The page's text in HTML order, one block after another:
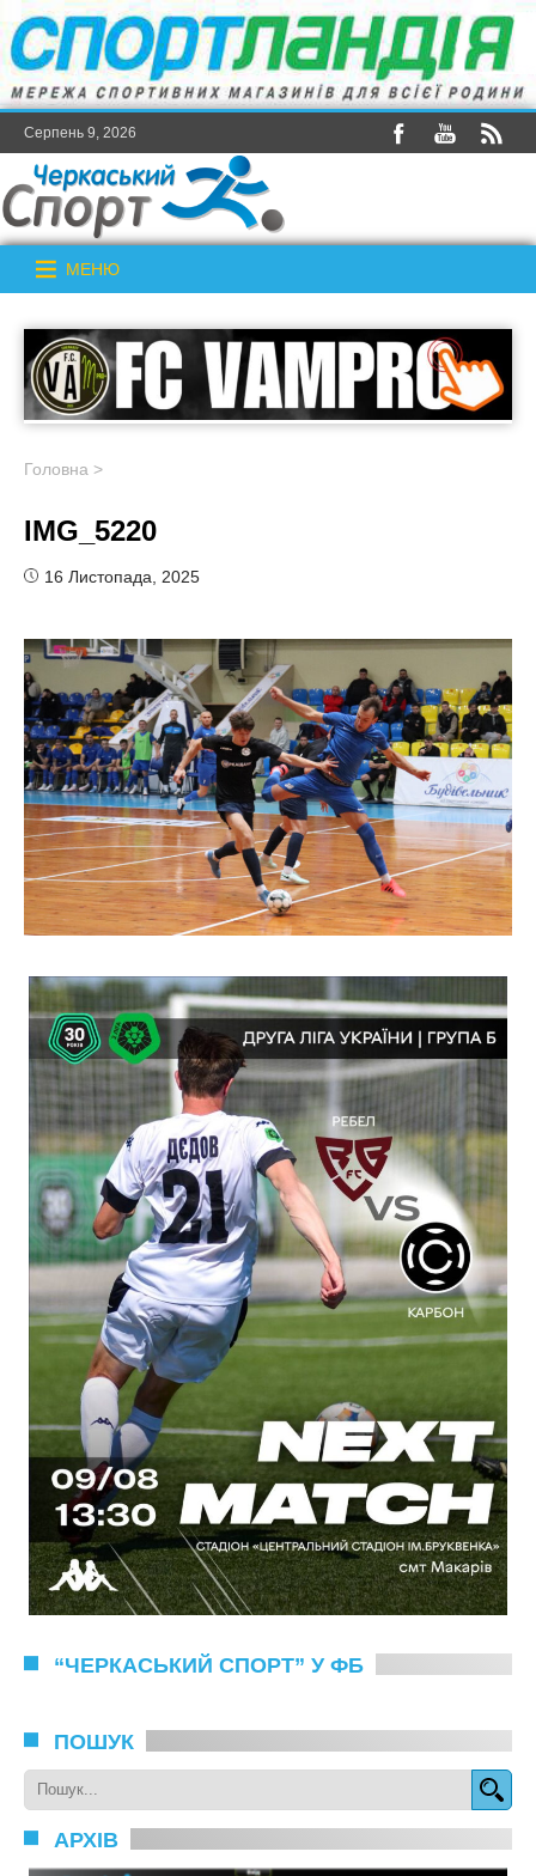
Серпень 9, 2026
МЕНЮ
Головна >
IMG_5220
16 Листопада, 2025
“ЧЕРКАСЬКИЙ СПОРТ” У ФБ
ПОШУК
АРХІВ